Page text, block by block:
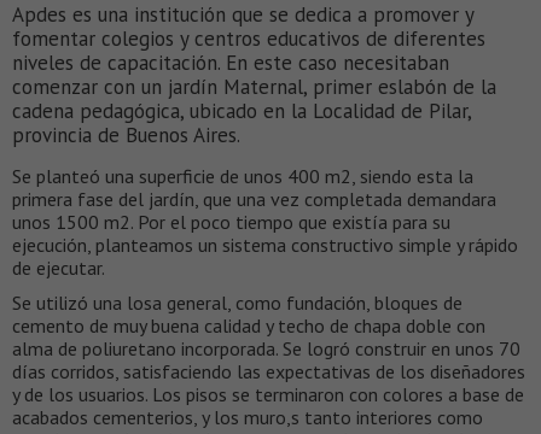
Apdes es una institución que se dedica a promover y
fomentar colegios y centros educativos de diferentes
niveles de capacitación. En este caso necesitaban
comenzar con un jardín Maternal, primer eslabón de la
cadena pedagógica, ubicado en la Localidad de Pilar,
provincia de Buenos Aires.
Se planteó una superficie de unos 400 m2, siendo esta la
primera fase del jardín, que una vez completada demandara
unos 1500 m2. Por el poco tiempo que existía para su
ejecución, planteamos un sistema constructivo simple y rápido
de ejecutar.
Se utilizó una losa general, como fundación, bloques de
cemento de muy buena calidad y techo de chapa doble con
alma de poliuretano incorporada. Se logró construir en unos 70
días corridos, satisfaciendo las expectativas de los diseñadores
y de los usuarios. Los pisos se terminaron con colores a base de
acabados cementerios, y los muro,s tanto interiores como